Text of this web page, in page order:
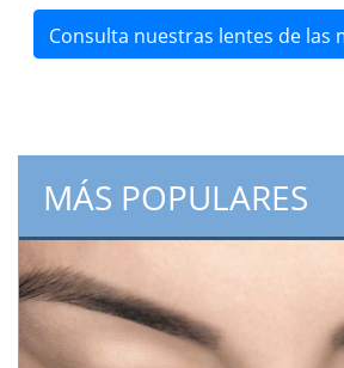
Consulta nuestras lentes de las
MÁS POPULARES